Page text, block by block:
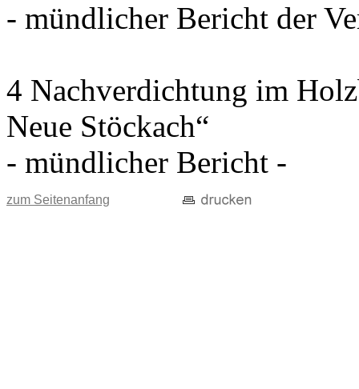
- mündlicher Bericht der
4 Nachverdichtung im
Neue Stöckach“
- mündlicher Bericht -
zum Seitenanfang